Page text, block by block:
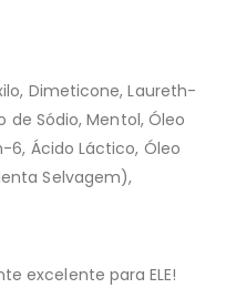
Dimeticone, Laureth-
de Sódio, Mentol, Óleo
6, Ácido Láctico, Óleo
Selvagem),
excelente para ELE!